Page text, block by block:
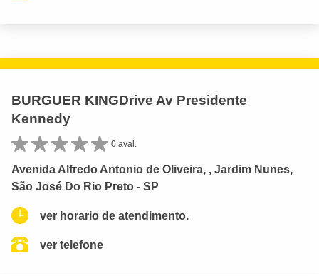
BURGUER KINGDrive Av Presidente
Kennedy
0 aval.
Avenida Alfredo Antonio de Oliveira, , Jardim Nunes,
São José Do Rio Preto - SP
ver horario de atendimento.
ver telefone